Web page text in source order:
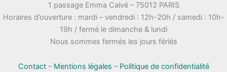
1 passage Emma Calvé – 75012 PARIS
Horaires d’ouverture : mardi – vendredi : 12h-20h / samedi : 10h-
19h / fermé le dimanche & lundi
Nous sommes fermés les jours fériés
Contact– Mentions légales – Politique de confidentialité